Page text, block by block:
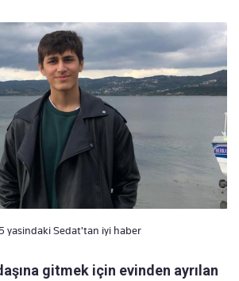
yasindaki Sedat'tan iyi haber
gitmek için evinden ayrılan